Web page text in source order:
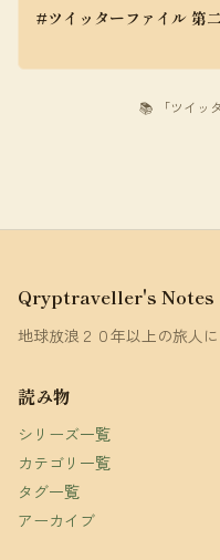
#ツイッターファイル 第
📚 「ツイッ
Qryptraveller's Notes
地球放浪２０年以上の旅人
読み物
シリーズ一覧
カテゴリ一覧
タグ一覧
アーカイブ